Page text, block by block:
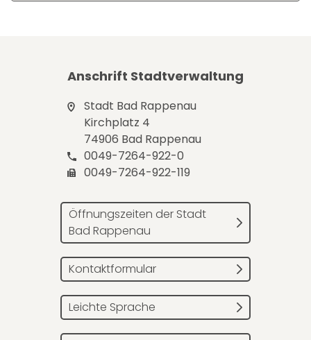
Anschrift Stadtverwaltung
Stadt Bad Rappenau
Kirchplatz 4
74906 Bad Rappenau
0049-7264-922-0
0049-7264-922-119
Öffnungszeiten der Stadt
Bad Rappenau
Kontaktformular
Leichte Sprache